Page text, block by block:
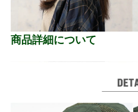
商品詳細について